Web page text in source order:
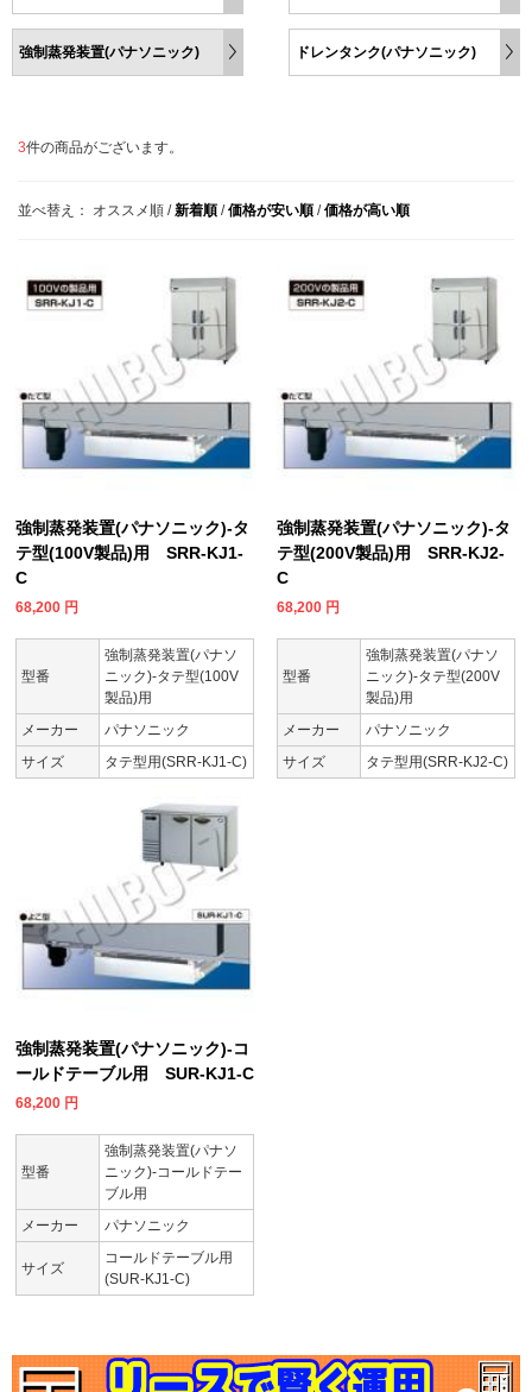
強制蒸発装置(パナソニック) ドレンタンク(パナソニック)
3件の商品がございます。
並べ替え： オススメ順 /新着順 /価格が安い順 /価格が高い順
強制蒸発装置(パナソニック)-タ
テ型(100V製品)用 SRR-KJ1-
C
68,200 円
型番
強制蒸発装置(パナソ
ニック)-タテ型(100V
製品)用
メーカー
パナソニック
サイズ
タテ型用(SRR-KJ1-C)
強制蒸発装置(パナソニック)-タ
テ型(200V製品)用 SRR-KJ2-
C
68,200 円
型番
強制蒸発装置(パナソ
ニック)-タテ型(200V
製品)用
メーカー
パナソニック
サイズ
タテ型用(SRR-KJ2-C)
強制蒸発装置(パナソニック)-コ
ールドテーブル用 SUR-KJ1-C
68,200 円
型番
強制蒸発装置(パナソ
ニック)-コールドテー
ブル用
メーカー
パナソニック
サイズ
コールドテーブル用
(SUR-KJ1-C)